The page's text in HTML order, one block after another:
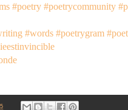
#poetry #poetrycommunity
#words #poetrygram